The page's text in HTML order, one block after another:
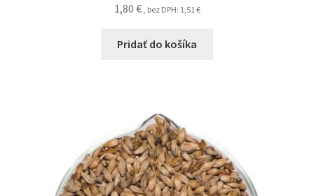
1,80 € , bez DPH: 1,51 €
Pridať do košíka